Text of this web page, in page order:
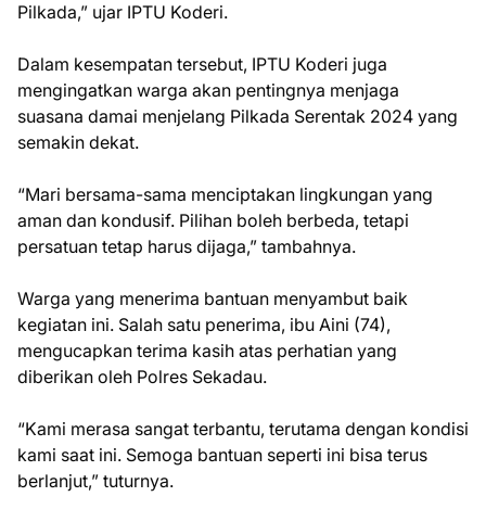
Pilkada,” ujar IPTU Koderi.
Dalam kesempatan tersebut, IPTU Koderi juga
mengingatkan warga akan pentingnya menjaga
suasana damai menjelang Pilkada Serentak 2024 yang
semakin dekat.
“Mari bersama-sama menciptakan lingkungan yang
aman dan kondusif. Pilihan boleh berbeda, tetapi
persatuan tetap harus dijaga,” tambahnya.
Warga yang menerima bantuan menyambut baik
kegiatan ini. Salah satu penerima, ibu Aini (74),
mengucapkan terima kasih atas perhatian yang
diberikan oleh Polres Sekadau.
“Kami merasa sangat terbantu, terutama dengan kondisi
kami saat ini. Semoga bantuan seperti ini bisa terus
berlanjut,” tuturnya.